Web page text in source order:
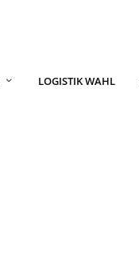
LOGISTIK WAHL